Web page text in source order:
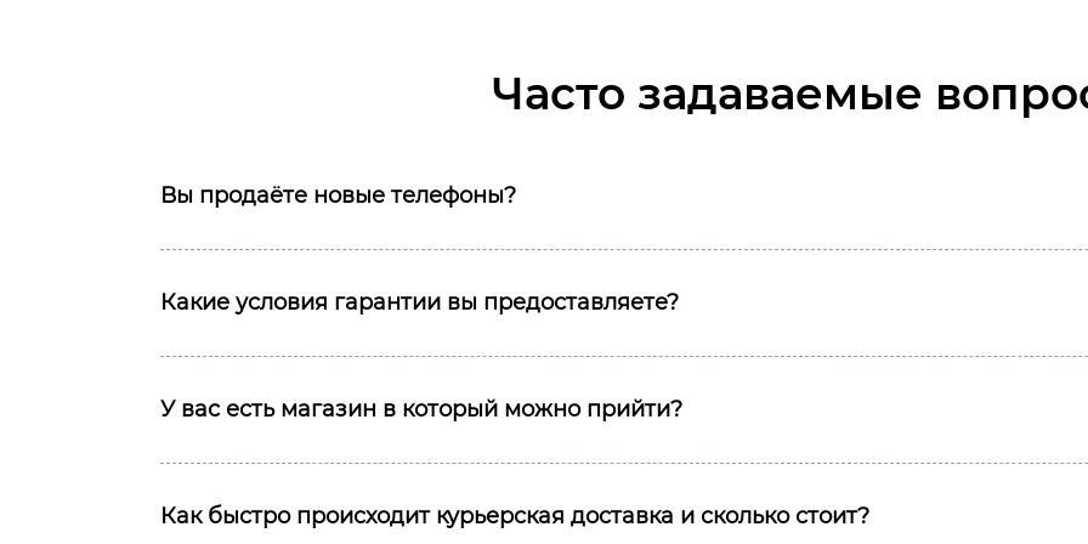
Часто задаваемые
Вы продаёте новые телефоны?
Какие условия гарантии вы предоставляете?
У вас есть магазин в который можно прийти?
Как быстро происходит курьерская доставка и сколько стоит?